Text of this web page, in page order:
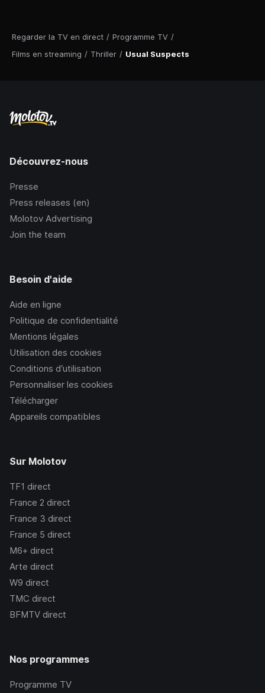
Regarder la TV en direct / Programme TV /
Films en streaming / Thriller / Usual Suspects
Découvrez-nous
Presse
Press releases (en)
Molotov Advertising
Join the team
Besoin d'aide
Aide en ligne
Politique de confidentialité
Mentions légales
Utilisation des cookies
Conditions d’utilisation
Personnaliser les cookies
Télécharger
Appareils compatibles
Sur Molotov
TF1 direct
France 2 direct
France 3 direct
France 5 direct
M6+ direct
Arte direct
W9 direct
TMC direct
BFMTV direct
Nos programmes
Programme TV